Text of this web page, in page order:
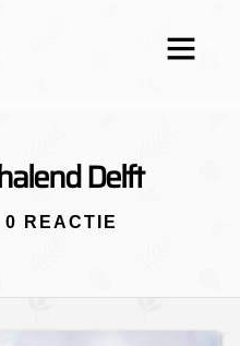
Delft
0 REACTIE